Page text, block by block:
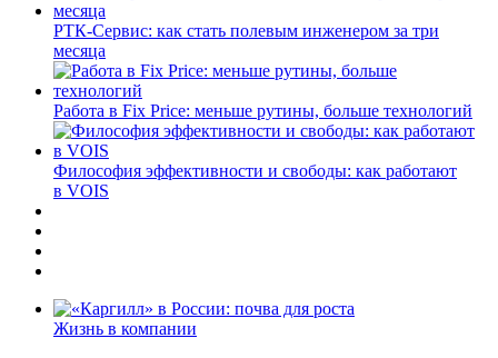
РТК-Сервис: как стать полевым инженером за три
месяца
Работа в Fix Price: меньше рутины, больше технологий
Философия эффективности и свободы: как работают
в VOIS
Жизнь в компании